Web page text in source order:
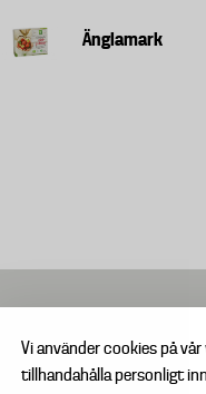
Vi använder cookies på
tillhandahålla personligt
Änglamark